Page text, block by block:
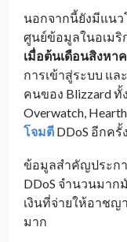
นอกจากนี้ยังมีแน
ศูนย์ข้อมูลในอเมริ
เมื่อต้นเดือนสิงหา
การเข้าสู่ระบบ แ
คนของ Blizzard ทั้
Overwatch,
โจมตี DDoS อีกครั้
ข้อมูลสำคัญประก
DDoS จำนวนมาก
เงินที่จ่ายให้อาชญ
มาก